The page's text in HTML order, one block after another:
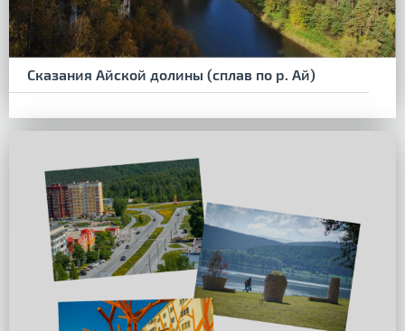
Сказания Айской долины (сплав по р. Ай)